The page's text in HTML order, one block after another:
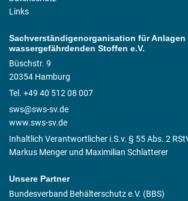
Links
Sachverständigenorganisation für Anlagen
wassergefährdenden Stoffen e.V.
Büschstr. 9
20354 Hamburg
Tel. +49 40 512 08 007
sws@sws-sv.de
www.sws-sv.de
Inhaltlich Verantwortlicher i.S.v. § 55 Abs. 2
Markus Menger und Maximilian Schlatterer
Unsere Partner
Bundesverband Behälterschutz e.V. (BBS)